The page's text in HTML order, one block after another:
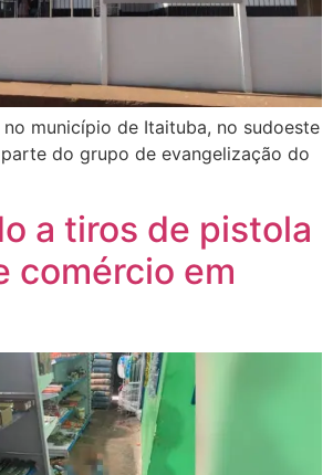
município de Itaituba, no sudoeste
do grupo de evangelização do
a tiros de pistola
comércio em